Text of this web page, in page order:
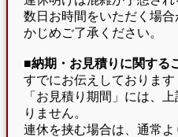
数日お時間をいただく場
かじめご了承ください。
■納期・お見積りに関する
すでにお伝えしておりま
「お見積り期間」には、
りません。
連休を挟む場合は、通常